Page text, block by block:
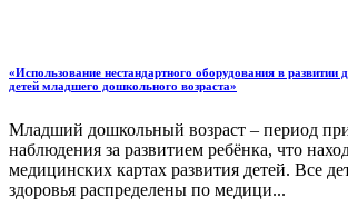
«Использование нестандартного оборудования в
детей младшего дошкольного возраста»
Младший дошкольный возраст – период
наблюдения за развитием ребёнка, что
медицинских картах развития детей. Все
здоровья распределены по медици...